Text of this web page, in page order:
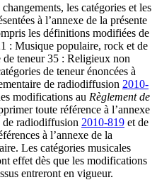
les catégories et les
à l’annexe de la présente
les définitions modifiées de
: Musique populaire, rock et de
de teneur 35 : Religieux non
de teneur énoncées à
de radiodiffusion 2010-
modifications au Règlement de
toute référence à l’annexe
de radiodiffusion 2010-819 et de
à l’annexe de la
Les catégories musicales
effet dès que les modifications
entreront en vigueur.